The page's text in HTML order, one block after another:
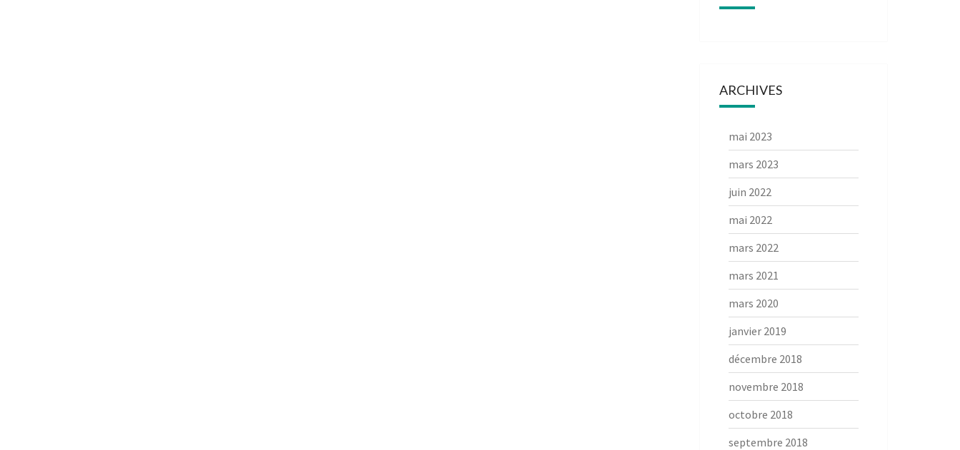
ARCHIVES
mai 2023
mars 2023
juin 2022
mai 2022
mars 2022
mars 2021
mars 2020
janvier 2019
décembre 2018
novembre 2018
octobre 2018
septembre 2018